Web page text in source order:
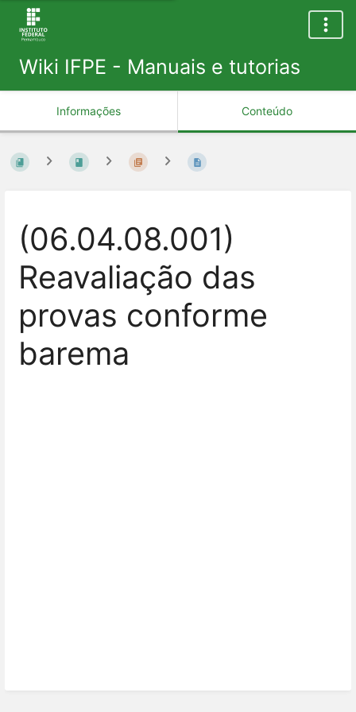
Wiki IFPE - Manuais e tutorias
Informações Conteúdo
(06.04.08.001)
Reavaliação das
provas conforme
barema